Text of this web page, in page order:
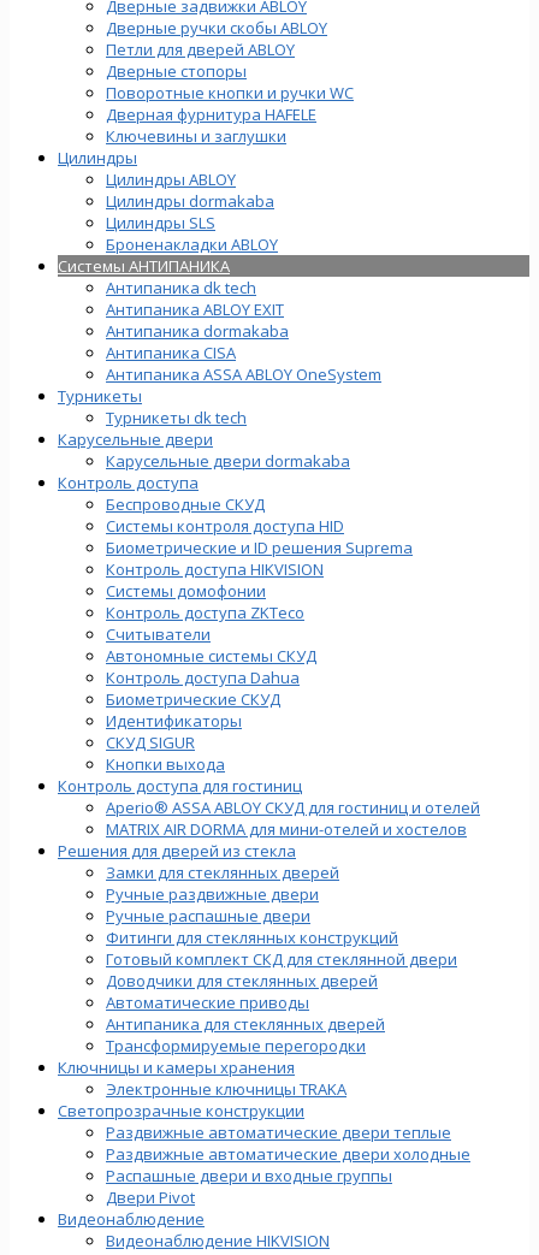
Дверные задвижки ABLOY
Дверные ручки скобы ABLOY
Петли для дверей ABLOY
Дверные стопоры
Поворотные кнопки и ручки WC
Дверная фурнитура HAFELE
Ключевины и заглушки
Цилиндры
Цилиндры ABLOY
Цилиндры dormakaba
Цилиндры SLS
Броненакладки ABLOY
Системы АНТИПАНИКА
Антипаника dk tech
Антипаника ABLOY EXIT
Антипаника dormakaba
Антипаника СISA
Антипаника ASSA ABLOY OneSystem
Турникеты
Турникеты dk tech
Карусельные двери
Карусельные двери dormakaba
Контроль доступа
Беспроводные СКУД
Системы контроля доступа HID
Биометрические и ID решения Suprema
Контроль доступа HIKVISION
Системы домофонии
Контроль доступа ZKTeco
Считыватели
Автономные системы СКУД
Контроль доступа Dahua
Биометрические СКУД
Идентификаторы
СКУД SIGUR
Кнопки выхода
Контроль доступа для гостиниц
Aperio® ASSA ABLOY СКУД для гостиниц и отелей
MATRIX AIR DORMA для мини-отелей и хостелов
Решения для дверей из стекла
Замки для стеклянных дверей
Ручные раздвижные двери
Ручные распашные двери
Фитинги для стеклянных конструкций
Готовый комплект СКД для стеклянной двери
Доводчики для стеклянных дверей
Автоматические приводы
Антипаника для стеклянных дверей
Трансформируемые перегородки
Ключницы и камеры хранения
Электронные ключницы TRAKA
Светопрозрачные конструкции
Раздвижные автоматические двери теплые
Раздвижные автоматические двери холодные
Распашные двери и входные группы
Двери Pivot
Видеонаблюдение
Видеонаблюдение HIKVISION